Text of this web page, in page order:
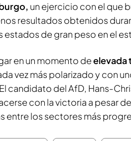
un ejercicio con el que
resultados obtenidos
estados de gran peso en el
en un momento deelevada
vez más polarizado y con
candidato del AfD, Hans-
con la victoria a pesar
entre los sectores más